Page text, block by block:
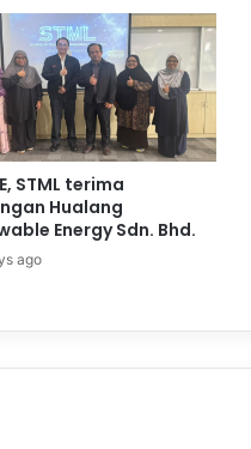
STML terima
Hualang
Energy Sdn. Bhd.
ago